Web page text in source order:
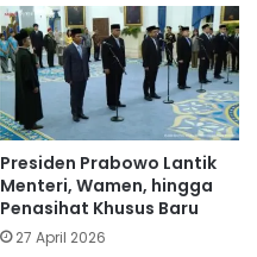
Presiden Prabowo Lantik
Menteri, Wamen, hingga
Penasihat Khusus Baru
27 April 2026